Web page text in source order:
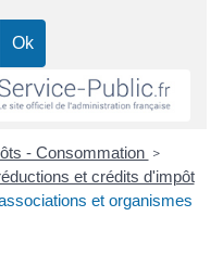
- Consommation >
et crédits d'impôt
et organismes